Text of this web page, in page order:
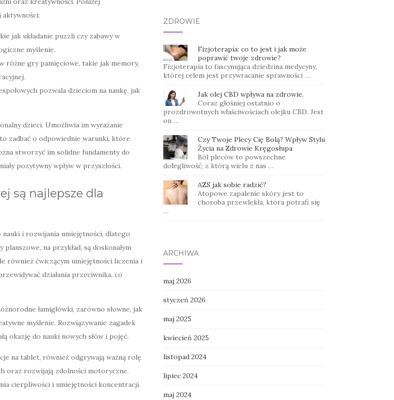
jak układanie puzzli czy zabawy w
myślenie.
różne gry pamięciowe, takie jak memory,
pozwala dzieciom na naukę, jak
dzieci. Umożliwia im wyrażanie
zadbać o odpowiednie warunki, które
stworzyć im solidne fundamenty do
pozytywny wpływ w przyszłości.
są najlepsze dla
i rozwijania umiejętności, dlatego
na przykład, są doskonałym
również ćwiczącym umiejętności liczenia i
działania przeciwnika, co
łamigłówki, zarówno słowne, jak
myślenie. Rozwiązywanie zagadek
okazję do nauki nowych słów i pojęć.
na tablet, również odgrywają ważną rolę
oraz rozwijają zdolności motoryczne.
cierpliwości i umiejętności koncentracji.
ZDROWIE
Fizjoterapia: co to jest i jak może
poprawić twoje zdrowie?
Fizjoterapia to fascynująca dziedzina medycyny,
której celem jest przywracanie sprawności …
Jak olej CBD wpływa na zdrowie.
Coraz głośniej ostatnio o
prozdrowotnych właściwościach olejku CBD. Jest
on …
Czy Twoje Plecy Cię Bolą? Wpływ Stylu
Życia na Zdrowie Kręgosłupa
Ból pleców to powszechne
dolegliwość, z którą wielu z nas …
AZS jak sobie radzić?
Atopowe zapalenie skóry jest to
choroba przewlekła, która potrafi się
…
ARCHIWA
maj 2026
styczeń 2026
maj 2025
kwiecień 2025
listopad 2024
lipiec 2024
maj 2024